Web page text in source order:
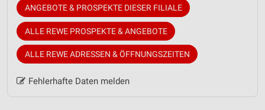
ANGEBOTE & PROSPEKTE DIESER FILIALE
ALLE REWE PROSPEKTE & ANGEBOTE
ALLE REWE ADRESSEN & ÖFFNUNGSZEITEN
Fehlerhafte Daten melden